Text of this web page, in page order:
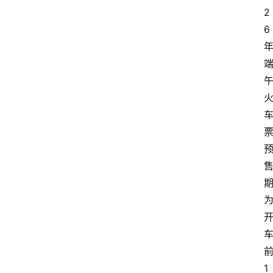
2
6
年
端
午
火
车
票
预
售
期
为
开
车
前
1